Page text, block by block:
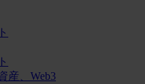
産、Web3